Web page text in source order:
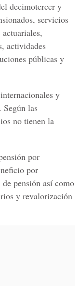
decimotercer y
servicios
actividades
públicas y
y
Según las
no tienen la
por
por
pensión así como
y revalorización